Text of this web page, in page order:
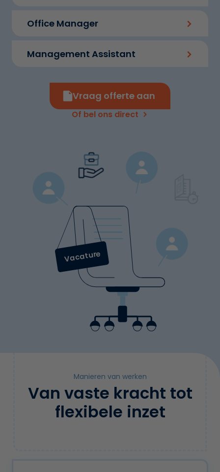
Office Manager
Management Assistant
Vraag offerte aan
Of bel ons direct
Vacature
Manieren van werken
Van vaste kracht tot
flexibele inzet